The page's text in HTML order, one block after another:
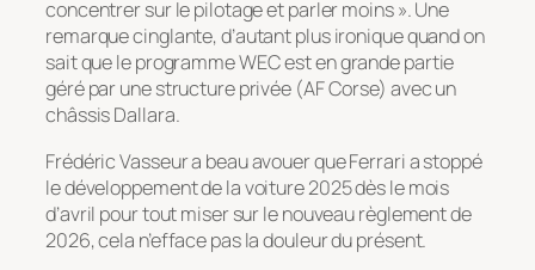
concentrer sur le pilotage et parler moins ». Une
remarque cinglante, d’autant plus ironique quand on
sait que le programme WEC est en grande partie
géré par une structure privée (AF Corse) avec un
châssis Dallara.
Frédéric Vasseur a beau avouer que Ferrari a stoppé
le développement de la voiture 2025 dès le mois
d’avril pour tout miser sur le nouveau règlement de
2026, cela n’efface pas la douleur du présent.